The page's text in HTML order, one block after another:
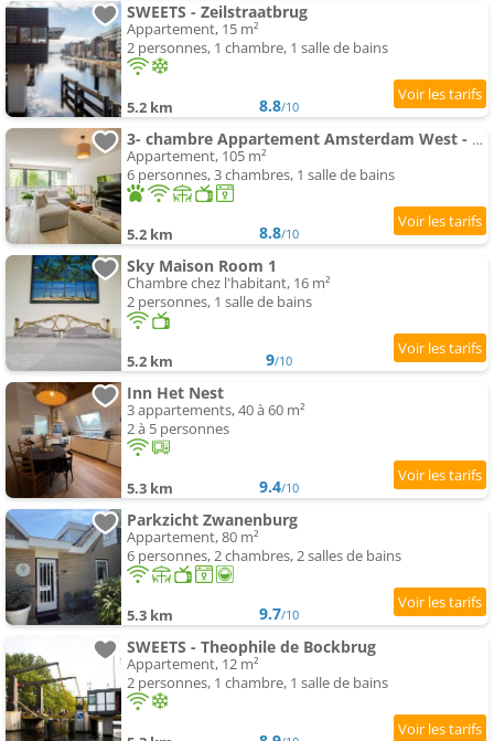
SWEETS - Zeilstraatbrug
Appartement, 15 m²
2 personnes, 1 chambre, 1 salle de bains
5.2 km 8.8/10
3- chambre Appartement Amsterdam West - by Peter
Appartement, 105 m²
6 personnes, 3 chambres, 1 salle de bains
5.2 km 8.8/10
Sky Maison Room 1
Chambre chez l'habitant, 16 m²
2 personnes, 1 salle de bains
5.2 km 9/10
Inn Het Nest
3 appartements, 40 à 60 m²
2 à 5 personnes
5.3 km 9.4/10
Parkzicht Zwanenburg
Appartement, 80 m²
6 personnes, 2 chambres, 2 salles de bains
5.3 km 9.7/10
SWEETS - Theophile de Bockbrug
Appartement, 12 m²
2 personnes, 1 chambre, 1 salle de bains